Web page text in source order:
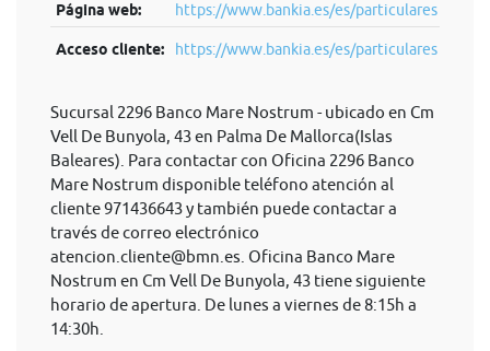
Página web: https://www.bankia.es/es/particulares
Acceso cliente: https://www.bankia.es/es/particulares
Sucursal 2296 Banco Mare Nostrum - ubicado en Cm
Vell De Bunyola, 43 en Palma De Mallorca(Islas
Baleares). Para contactar con Oficina 2296 Banco
Mare Nostrum disponible teléfono atención al
cliente 971436643 y también puede contactar a
través de correo electrónico
atencion.cliente@bmn.es . Oficina Banco Mare
Nostrum en Cm Vell De Bunyola, 43 tiene siguiente
horario de apertura. De lunes a viernes de 8:15h a
14:30h.